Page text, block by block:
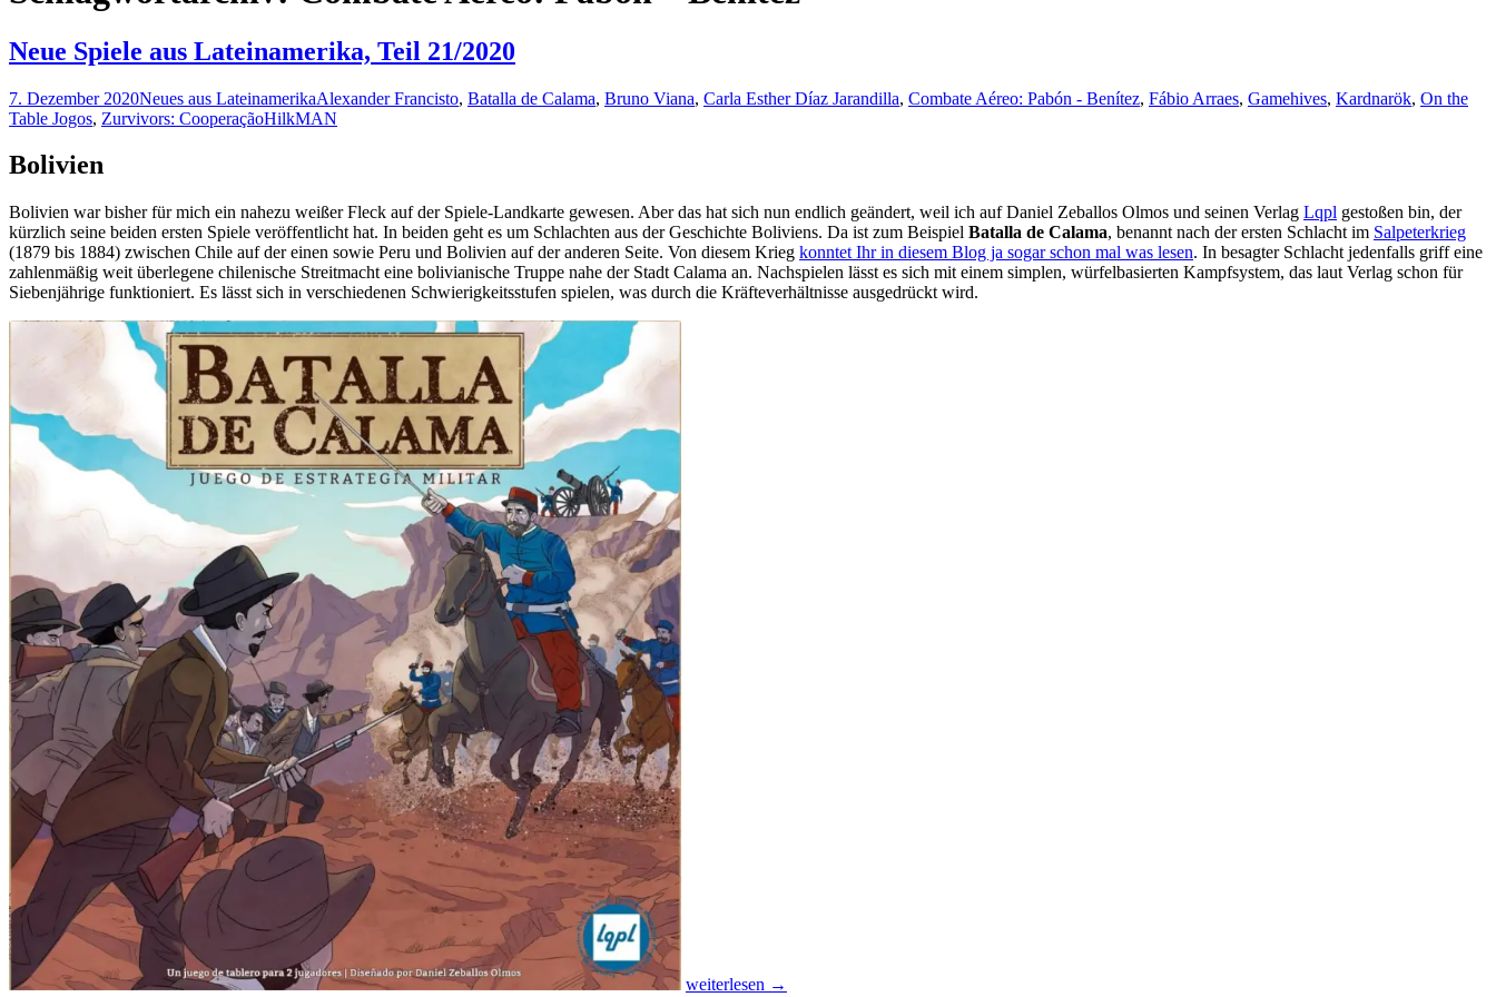
Neue Spiele aus Lateinamerika, Teil 21/2020
7. Dezember 2020Neues aus LateinamerikaAlexander Francisto, Batalla de Calama, Bruno Viana, Carla Esther Díaz Jarandilla, Combate Aéreo: Pabón - Benítez, Fábio Arraes, Gamehives, Kardnarök, On the
Table Jogos, Zurvivors: CooperaçãoHilkMAN
Bolivien
Bolivien war bisher für mich ein nahezu weißer Fleck auf der Spiele-Landkarte gewesen. Aber das hat sich nun endlich geändert, weil ich auf Daniel Zeballos Olmos und seinen Verlag Lqpl gestoßen bin, der
kürzlich seine beiden ersten Spiele veröffentlicht hat. In beiden geht es um Schlachten aus der Geschichte Boliviens. Da ist zum Beispiel Batalla de Calama, benannt nach der ersten Schlacht im Salpeterkrieg
(1879 bis 1884) zwischen Chile auf der einen sowie Peru und Bolivien auf der anderen Seite. Von diesem Krieg konntet Ihr in diesem Blog ja sogar schon mal was lesen. In besagter Schlacht jedenfalls griff eine
zahlenmäßig weit überlegene chilenische Streitmacht eine bolivianische Truppe nahe der Stadt Calama an. Nachspielen lässt es sich mit einem simplen, würfelbasierten Kampfsystem, das laut Verlag schon für
Siebenjährige funktioniert. Es lässt sich in verschiedenen Schwierigkeitsstufen spielen, was durch die Kräfteverhältnisse ausgedrückt wird.
weiterlesen →